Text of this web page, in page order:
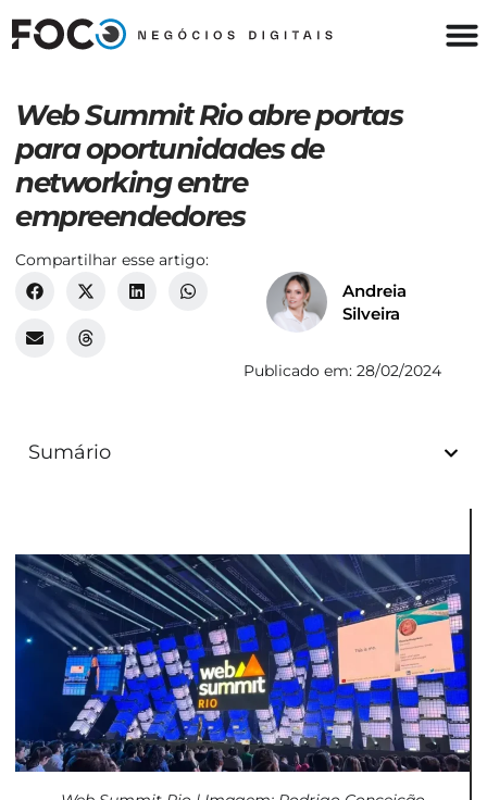
Web Summit Rio abre portas
para oportunidades de
networking entre
empreendedores
Compartilhar esse artigo:
Andreia
Silveira
Publicado em: 28/02/2024
Sumário